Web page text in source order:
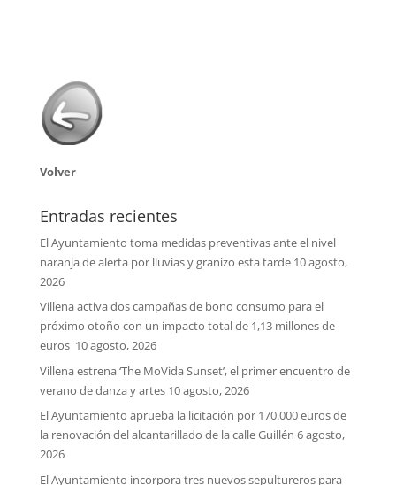
Volver
Entradas recientes
El Ayuntamiento toma medidas preventivas ante el nivel
naranja de alerta por lluvias y granizo esta tarde 10 agosto,
2026
Villena activa dos campañas de bono consumo para el
próximo otoño con un impacto total de 1,13 millones de
euros 10 agosto, 2026
Villena estrena ‘The MoVida Sunset’, el primer encuentro de
verano de danza y artes 10 agosto, 2026
El Ayuntamiento aprueba la licitación por 170.000 euros de
la renovación del alcantarillado de la calle Guillén 6 agosto,
2026
El Ayuntamiento incorpora tres nuevos sepultureros para